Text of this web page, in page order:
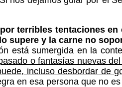
terribles tentaciones
supere y la carne no
está sumergida en la
o fantasías nuevas
incluso desbordar de
en esa persona que no